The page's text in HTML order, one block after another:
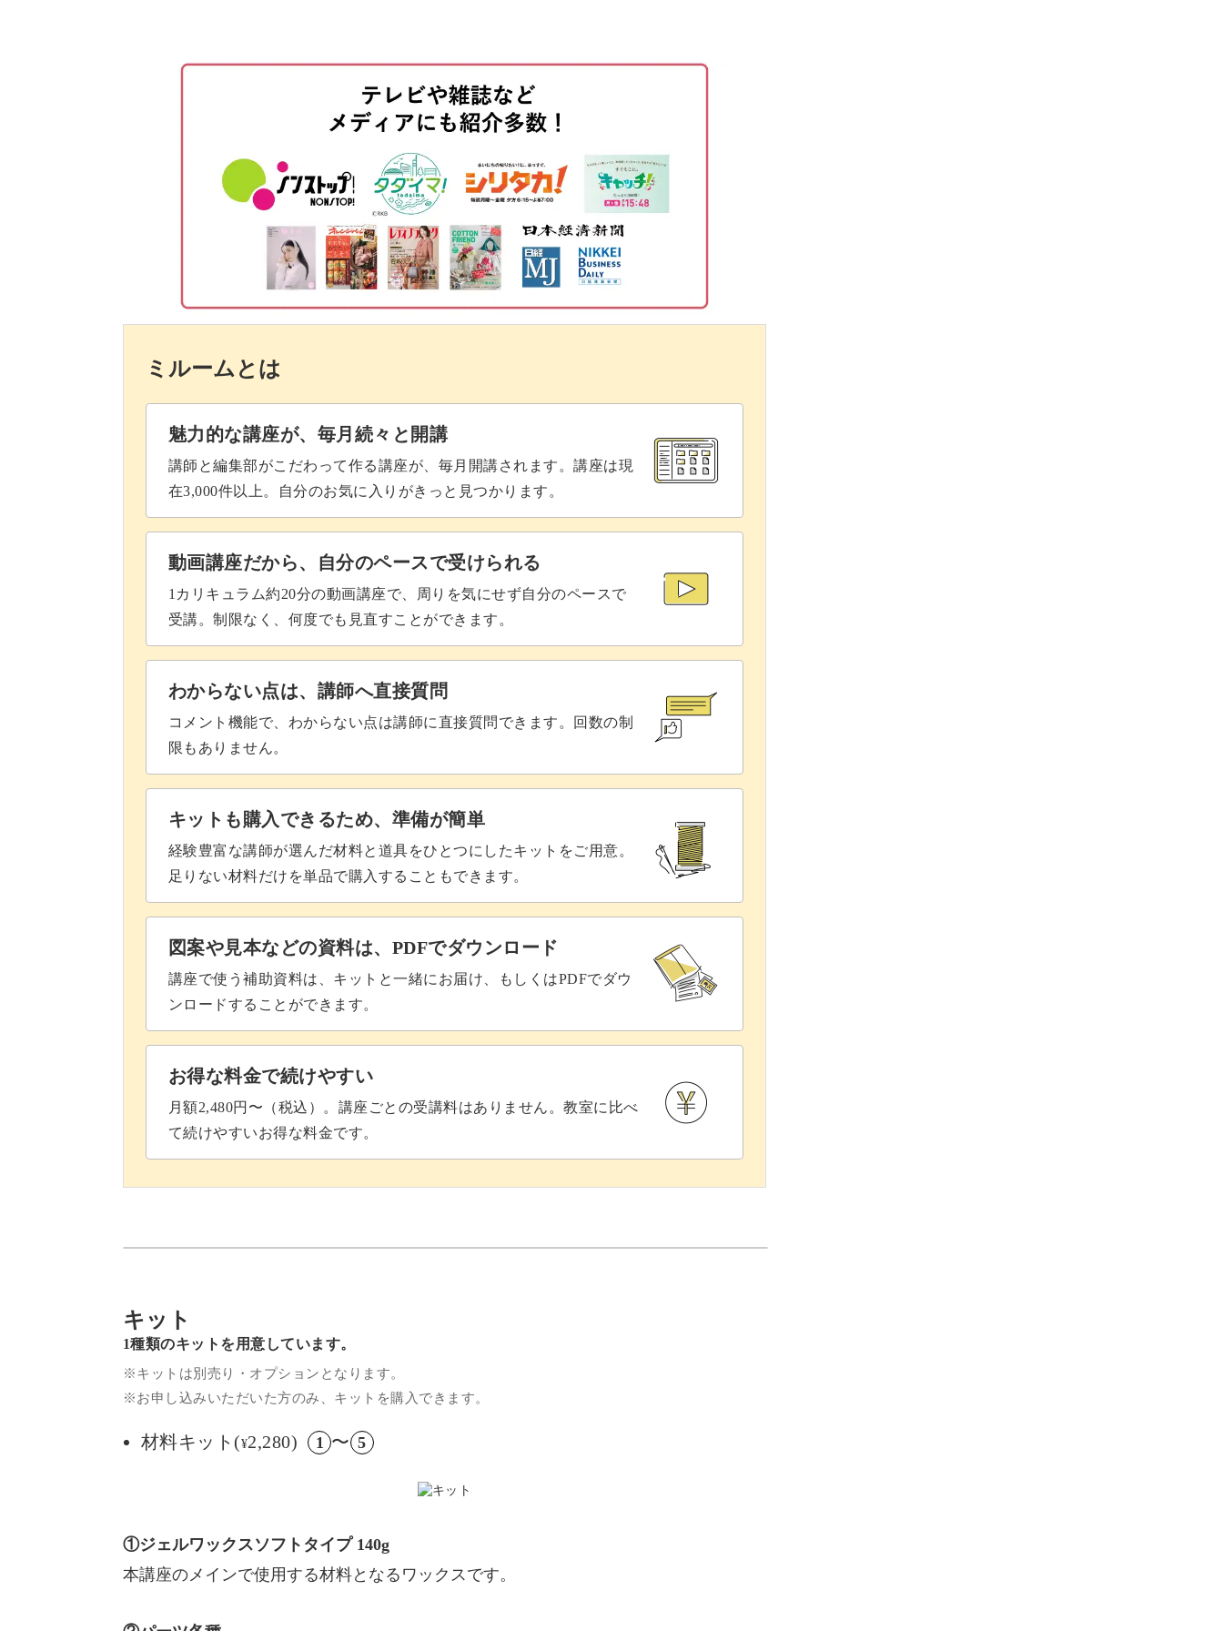
お気に入りの貝殻を使って海のジェルランタン作りにチャレンジして、世界で1つだけ
のキャンドルを完成させてみてくださいね♪
ジェルワックスを溶かして着色する
ジェルワックスをグラスに注ぐ
はみ出たジェルワックスを整える
ミルームとは
魅力的な講座が、毎月続々と開講
講師と編集部がこだわって作る講座が、毎月開講されます。講座は現
在3,000件以上。自分のお気に入りがきっと見つかります。
動画講座だから、自分のペースで受けられる
1カリキュラム約20分の動画講座で、周りを気にせず自分のペースで
受講。制限なく、何度でも見直すことができます。
わからない点は、講師へ直接質問
コメント機能で、わからない点は講師に直接質問できます。回数の制
限もありません。
キットも購入できるため、準備が簡単
経験豊富な講師が選んだ材料と道具をひとつにしたキットをご用意。
足りない材料だけを単品で購入することもできます。
図案や見本などの資料は、PDFでダウンロード
講座で使う補助資料は、キットと一緒にお届け、もしくはPDFでダウ
ンロードすることができます。
お得な料金で続けやすい
月額2,480円〜（税込）。講座ごとの受講料はありません。教室に比べ
て続けやすいお得な料金です。
キット
1種類のキットを用意しています。
※キットは別売り・オプションとなります。
※お申し込みいただいた方のみ、キットを購入できます。
材料キット(¥2,280) 1 〜 5
①ジェルワックスソフトタイプ 140g
本講座のメインで使用する材料となるワックスです。